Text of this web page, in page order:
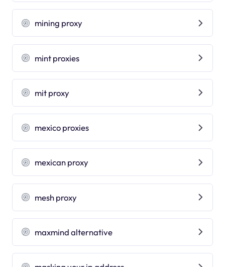
mining proxy
mint proxies
mit proxy
mexico proxies
mexican proxy
mesh proxy
maxmind alternative